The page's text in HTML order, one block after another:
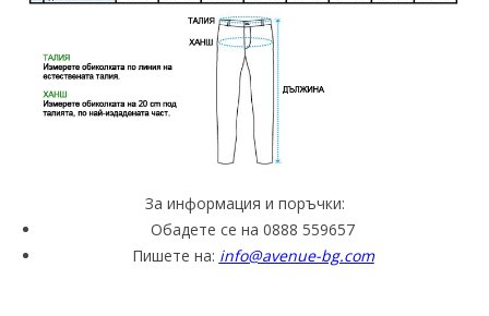
За информация и поръчки:
Обадете се на 0888 559657
Пишете на: info@avenue-bg.com